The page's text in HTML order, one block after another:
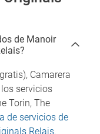
de Manoir
Camarera
servicios
Torin, The
de servicios de
Relais.